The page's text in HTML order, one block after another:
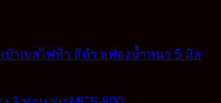
ป๋าเบสไฟฟ้า สีดำ บุฟองน้ำหนา 5 มิล